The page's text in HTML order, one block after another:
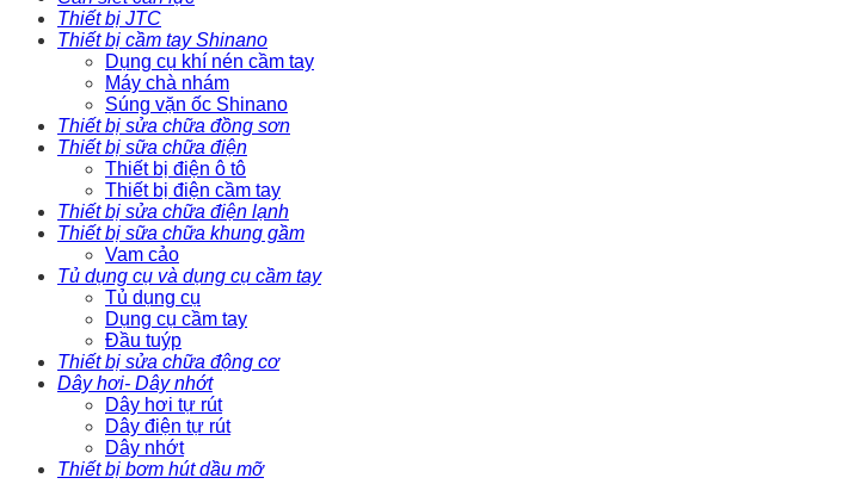
Thiết bị JTC
Thiết bị cầm tay Shinano
Dụng cụ khí nén cầm tay
Máy chà nhám
Súng vặn ốc Shinano
Thiết bị sửa chữa đồng sơn
Thiết bị sữa chữa điện
Thiết bị điện ô tô
Thiết bị điện cầm tay
Thiết bị sửa chữa điện lạnh
Thiết bị sữa chữa khung gầm
Vam cảo
Tủ dụng cụ và dụng cụ cầm tay
Tủ dụng cụ
Dụng cụ cầm tay
Đầu tuýp
Thiết bị sửa chữa động cơ
Dây hơi- Dây nhớt
Dây hơi tự rút
Dây điện tự rút
Dây nhớt
Thiết bị bơm hút dầu mỡ